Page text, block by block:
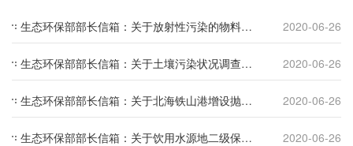
生态环保部部长信箱：关于放射性污染的物料解控和场址开放标准使用问题的回复 2020-06-26
生态环保部部长信箱：关于土壤污染状况调查扩大化问题的回复 2020-06-26
生态环保部部长信箱：关于北海铁山港增设抛泥区咨询的回复 2020-06-26
生态环保部部长信箱：关于饮用水源地二级保护区问题的回复 2020-06-26